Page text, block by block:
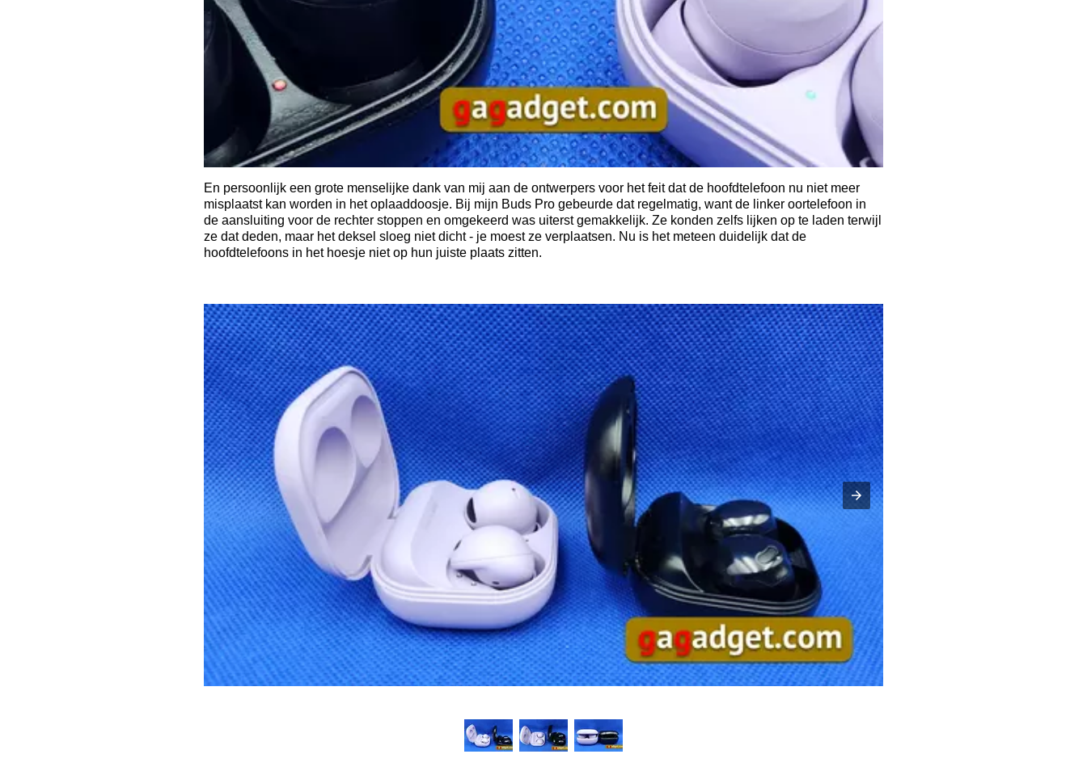
En persoonlijk een grote menselijke dank van mij aan de ontwerpers voor het feit dat de hoofdtelefoon nu niet meer
misplaatst kan worden in het oplaaddoosje. Bij mijn Buds Pro gebeurde dat regelmatig, want de linker oortelefoon in
de aansluiting voor de rechter stoppen en omgekeerd was uiterst gemakkelijk. Ze konden zelfs lijken op te laden terwijl
ze dat deden, maar het deksel sloeg niet dicht - je moest ze verplaatsen. Nu is het meteen duidelijk dat de
hoofdtelefoons in het hoesje niet op hun juiste plaats zitten.